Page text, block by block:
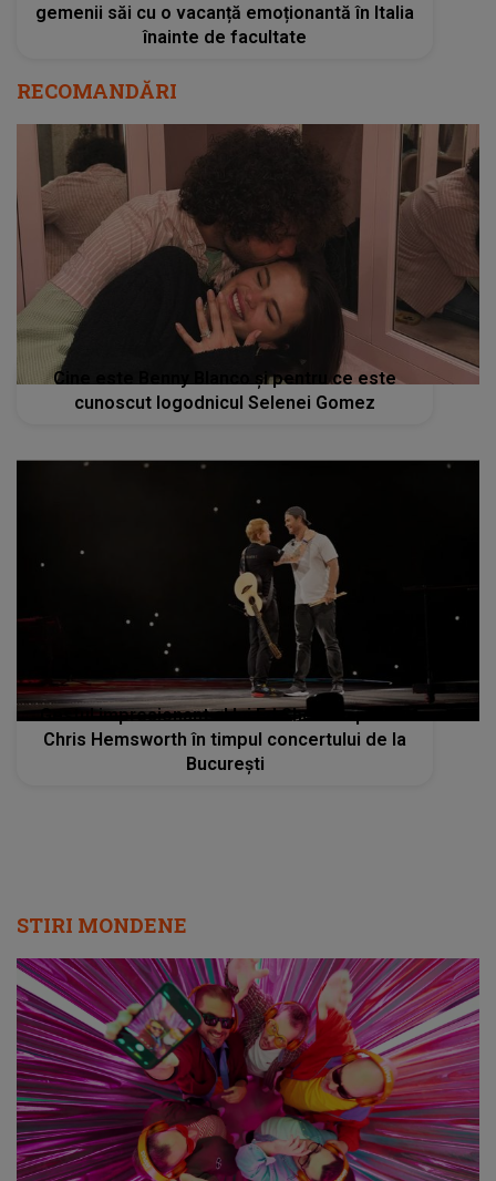
gemenii săi cu o vacanță emoționantă în Italia
înainte de facultate
RECOMANDĂRI
Cine este Benny Blanco și pentru ce este
cunoscut logodnicul Selenei Gomez
Gestul impresionant al lui Ed Sheeran pentru
Chris Hemsworth în timpul concertului de la
București
STIRI MONDENE